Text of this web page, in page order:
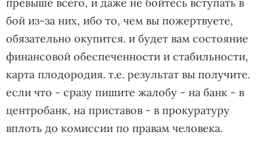
бой из-за них, ибо то, чем вы пожертвуете,
обязательно окупится. и будет вам состояние
финансовой обеспеченности и стабильности,
карта плодородия. т.е. результат вы получите.
если что - сразу пишите жалобу - на банк - в
центробанк, на приставов - в прокуратуру
вплоть до комиссии по правам человека.